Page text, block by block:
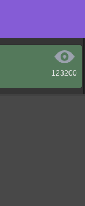
123200